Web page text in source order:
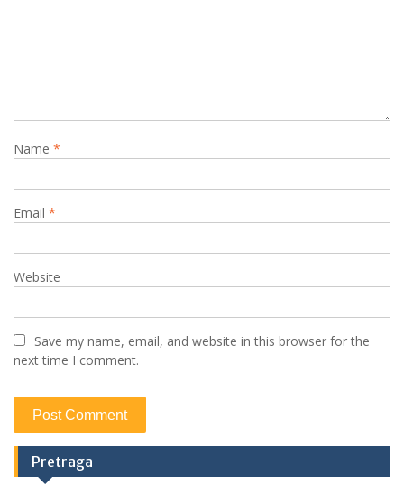
n
Name *
Email *
Website
Save my name, email, and website in this browser for the
next time I comment.
Pretraga